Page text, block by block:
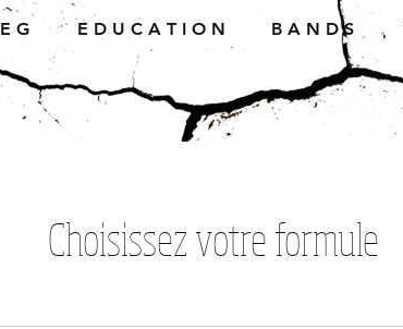
G E D U C A T I O N B A N D S
Choisissez votre formule